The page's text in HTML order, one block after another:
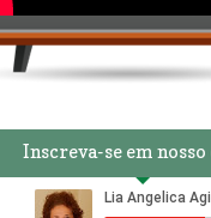
Inscreva-se em nosso